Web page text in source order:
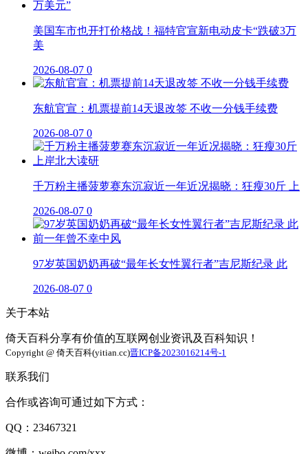
美国车市也开打价格战！福特官宣新电动皮卡“跌破3万
美
2026-08-07 0
东航官宣：机票提前14天退改签 不收一分钱手续费
2026-08-07 0
千万粉主播菠萝赛东沉寂近一年近况揭晓：狂瘦30斤 上
2026-08-07 0
97岁英国奶奶再破“最年长女性翼行者”吉尼斯纪录 此
2026-08-07 0
关于本站
倚天百科分享有价值的互联网创业资讯及百科知识！
Copyright @ 倚天百科(yitian.cc)晋ICP备2023016214号-1
联系我们
合作或咨询可通过如下方式：
QQ：23467321